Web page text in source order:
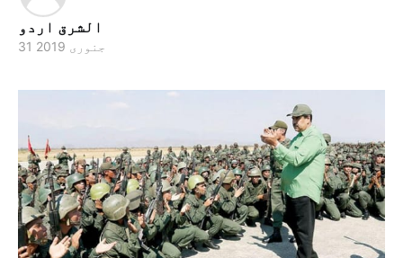
الشرق اردو
31 جنوری 2019